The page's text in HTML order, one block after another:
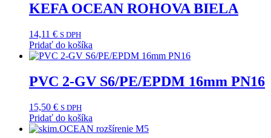
KEFA OCEAN ROHOVA BIELA
14,11 € S DPH
Pridať do košíka
PVC 2-GV S6/PE/EPDM 16mm PN16
15,50 € S DPH
Pridať do košíka